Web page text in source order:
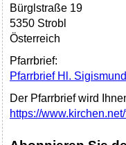
Bürglstraße 19
5350 Strobl
Österreich
Pfarrbrief:
Pfarrbrief Hl.
Der Pfarrbrief wird
https://